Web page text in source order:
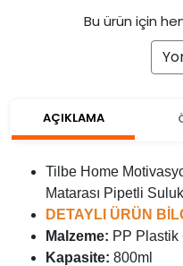
Bu ürün için
AÇIKLAMA
Tilbe Home
Matarası Pipetli
DETAYLI ÜRÜN
Malzeme: PP Plastik
Kapasite: 800ml